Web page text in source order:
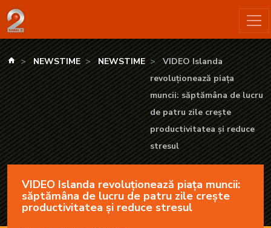
VIDEO Islanda revoluționează piața muncii: săptămâna de
kanald.ro
NEWSTIME NEWSTIME
VIDEO Islanda
revoluționează piața
muncii: săptămâna de lucru
de patru zile crește
productivitatea și reduce
stresul
VIDEO Islanda revoluționează piața muncii:
săptămâna de lucru de patru zile crește
productivitatea și reduce stresul